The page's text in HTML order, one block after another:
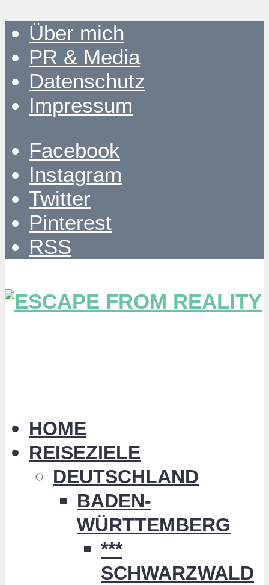
Über mich
PR & Media
Datenschutz
Impressum
Facebook
Instagram
Twitter
Pinterest
RSS
HOME
REISEZIELE
DEUTSCHLAND
BADEN-
WÜRTTEMBERG
***
SCHWARZWALD